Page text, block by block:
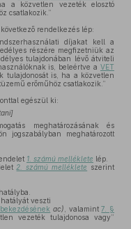
a közvetlen vezeték elosztó
csatlakozik.”
rendelkezés lép:
díjakat kell a
részére megfizetniük az
tulajdonában lévő átviteli
is, beleértve a VET
tulajdonosát is, ha a közvetlen
erőműhöz csatlakozik.”
egészül ki:
meghatározásának és
jogszabályban meghatározott
1. számú melléklete lép.
2. számú melléklete szerint
veszti
ac) , valamint7. §
vezeték tulajdonosa vagy”